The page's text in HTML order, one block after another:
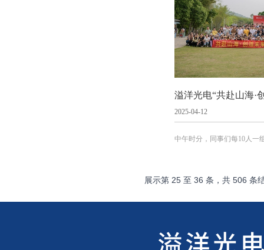
2025-04-12
中午时分，同事们每10人一
展示第 25 至 36 条，共 506 条